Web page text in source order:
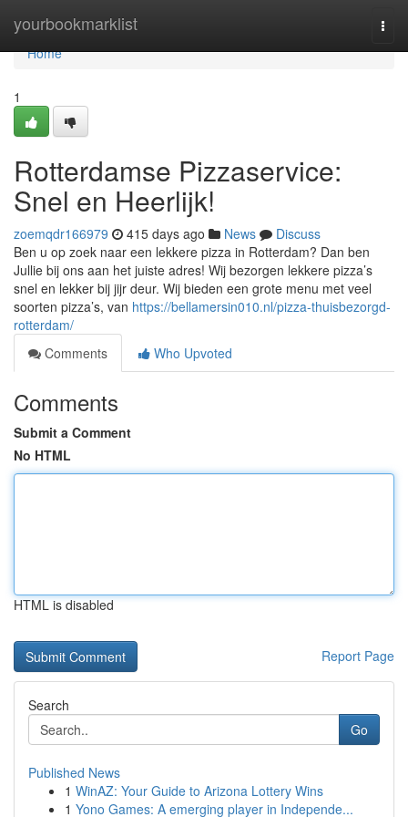
yourbookmarklist
Home
Home
1
Rotterdamse Pizzaservice:
Snel en Heerlijk!
zoemqdr166979 415 days ago News
Discuss
Ben u op zoek naar een lekkere pizza in Rotterdam? Dan ben
Jullie bij ons aan het juiste adres! Wij bezorgen lekkere pizza’s
snel en lekker bij jijr deur. Wij bieden een grote menu met veel
soorten pizza’s, van https://bellamersin010.nl/pizza-thuisbezorgd-
rotterdam/
Comments
Who Upvoted
Comments
Submit a Comment
No HTML
HTML is disabled
Report Page
Search
Go
Published News
1 WinAZ: Your Guide to Arizona Lottery Wins
1 Yono Games: A emerging player in Independe...